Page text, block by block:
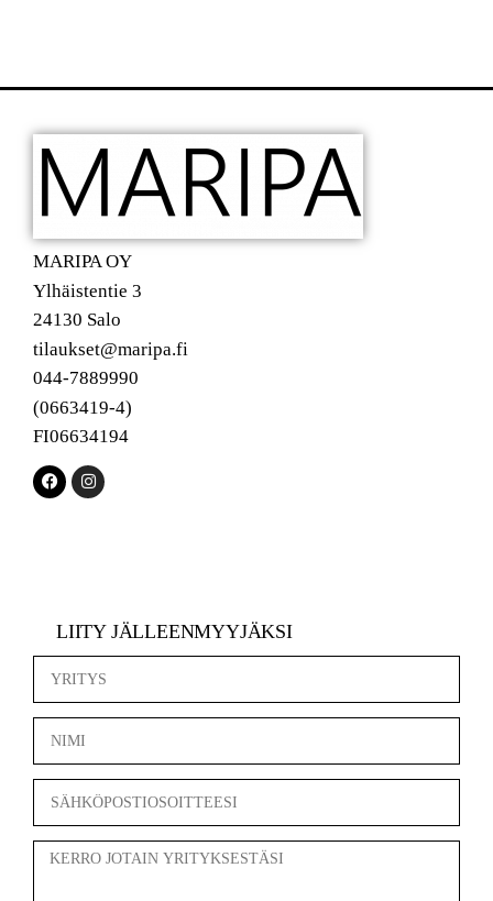
MARIPA OY
Ylhäistentie 3
24130 Salo
tilaukset@maripa.fi
044-7889990
(0663419-4)
FI06634194
LIITY JÄLLEENMYYJÄKSI